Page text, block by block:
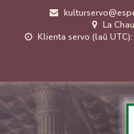
La
Klienta servo (laŭ
de
uzanto